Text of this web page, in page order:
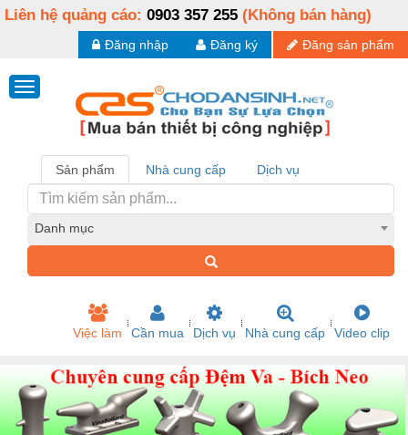
Liên hệ quảng cáo: 0903 357 255 (Không bán hàng)
Đăng sản phẩm
Đăng ký
Đăng nhập
Sản phẩm Nhà cung cấp Dịch vụ
Danh mục
Việc làm Cần mua Dịch vụ Nhà cung cấp Video clip